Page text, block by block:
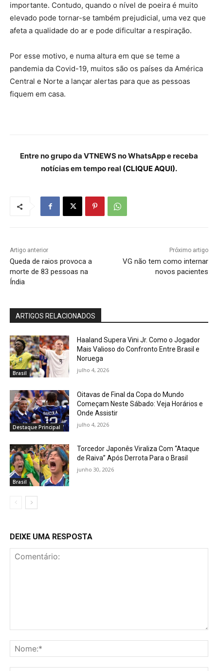
importante. Contudo, quando o nível de poeira é muito
elevado pode tornar-se também prejudicial, uma vez que
afeta a qualidade do ar e pode dificultar a respiração.
Por esse motivo, e numa altura em que se teme a
pandemia da Covid-19, muitos são os países da América
Central e Norte a lançar alertas para que as pessoas
fiquem em casa.
Entre no grupo da VTNEWS no WhatsApp e receba
notícias em tempo real (CLIQUE AQUI).
Artigo anterior
Queda de raios provoca a
morte de 83 pessoas na
Índia
Próximo artigo
VG não tem como internar
novos pacientes
ARTIGOS RELACIONADOS
Brasil
Haaland Supera Vini Jr. Como o Jogador
Mais Valioso do Confronto Entre Brasil e
Noruega
julho 4, 2026
Destaque Principal
Oitavas de Final da Copa do Mundo
Começam Neste Sábado: Veja Horários e
Onde Assistir
julho 4, 2026
Brasil
Torcedor Japonês Viraliza Com “Ataque
de Raiva” Após Derrota Para o Brasil
junho 30, 2026
DEIXE UMA RESPOSTA